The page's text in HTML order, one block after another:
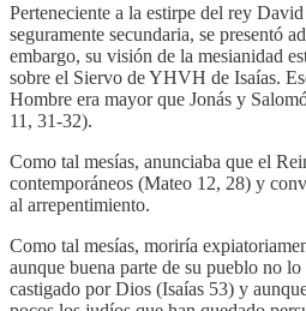
Perteneciente a la estirpe del rey
seguramente secundaria, se presentó
embargo, su visión de la mesianidad
sobre el Siervo de YHVH de Isaías.
Hombre era mayor que Jonás y
11, 31-32).
Como tal mesías, anunciaba que el
contemporáneos (Mateo 12, 28) y
al arrepentimiento.
Como tal mesías, moriría
aunque buena parte de su pueblo no
castigado por Dios (Isaías 53) y